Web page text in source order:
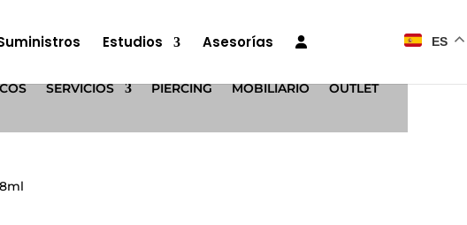
Estudios Asesorías ES
SERVICIOS PIERCING MOBILIARIO
OUTLET